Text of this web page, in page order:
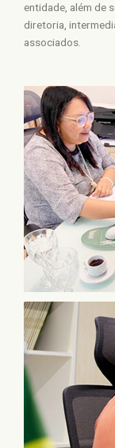
entidade, além de
diretoria,
associados.